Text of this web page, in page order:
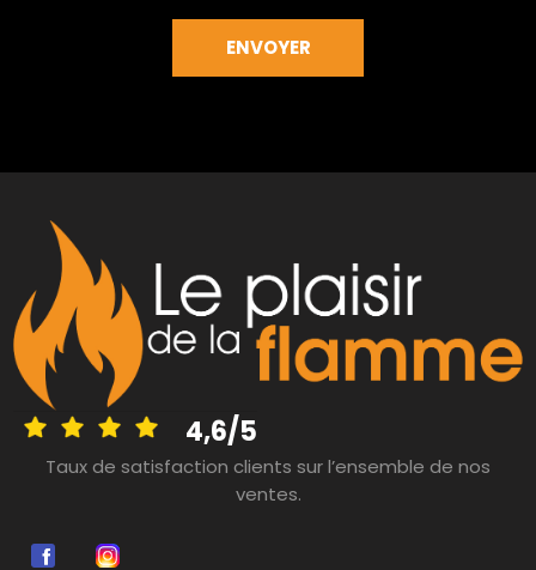
4,6/5
Taux de satisfaction clients sur l’ensemble de nos
ventes.